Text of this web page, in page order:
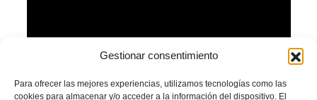
Gestionar consentimiento
Para ofrecer las mejores experiencias, utilizamos tecnologías como las
cookies para almacenar y/o acceder a la información del dispositivo. El